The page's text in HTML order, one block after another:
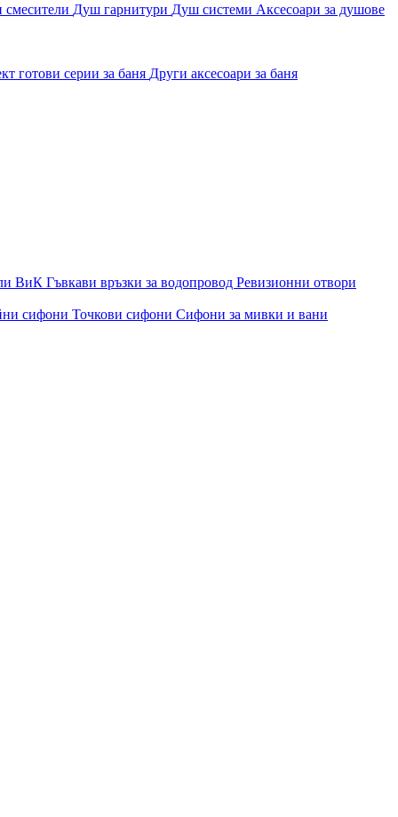
смесители Душ гарнитури Душ системи Аксесоари за душове
готови серии за баня Други аксесоари за баня
ВиК Гъвкави връзки за водопровод Ревизионни отвори
сифони Точкови сифони Сифони за мивки и вани